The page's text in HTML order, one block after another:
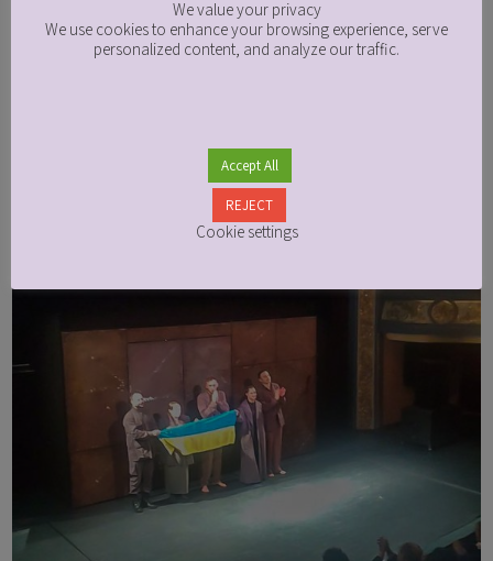
Your privacy matters to us
Accept All
Cookie settings